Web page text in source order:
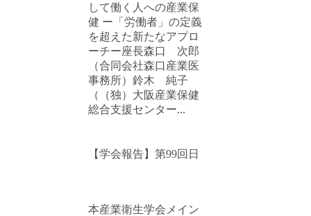
【学会報告】第99回日
本産業衛生学会メイン
して働く人への産業保
健 ー「労働者」の定義
を超えた新たなアプロ
ーチー座長森口 次郎
（合同会社森口産業医
事務所）鈴木 純子
（（独）大阪産業保健
総合支援センター...